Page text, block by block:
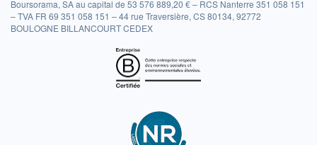
Boursorama, SA au capital de 53 576 889,20 € – RCS Nanterre 351 058 151
– TVA FR 69 351 058 151 – 44 rue Traversière, CS 80134, 92772
BOULOGNE BILLANCOURT CEDEX